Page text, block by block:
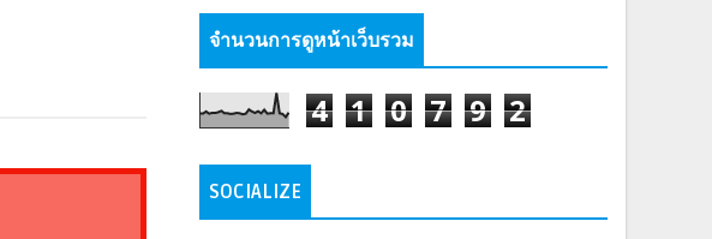
จำนวนการดูหน้าเว็บรวม
4 1 0 7 9 2
SOCIALIZE